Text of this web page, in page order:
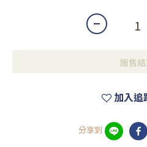
販售
加入追
分享到